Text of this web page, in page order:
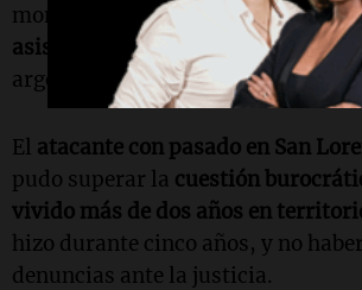
momento de cara al arco rival, con
asistencia en 14 partidos, recibió
argentina.
El atacante con pasado en San
pudo superar la cuestión
vivido más de dos años en
hizo durante cinco años, y no
denuncias ante la justicia.